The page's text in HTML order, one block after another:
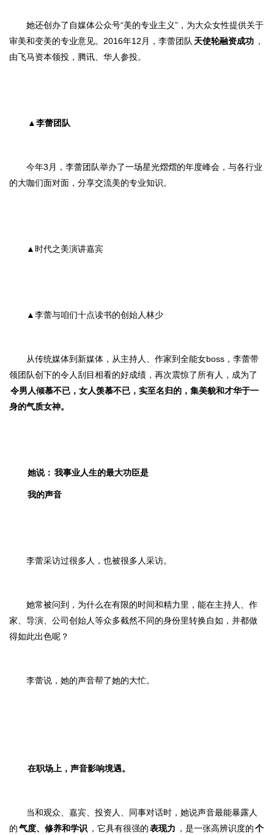
她还创办了自媒体公众号“美的专业主义”，为大众女性提供关于
审美和变美的专业意见。2016年12月，李蕾团队 天使轮融资成功 ，
由飞马资本领投，腾讯、华人参投。
▲李蕾团队
今年3月，李蕾团队举办了一场星光熠熠的年度峰会，与各行业
的大咖们面对面，分享交流美的专业知识。
▲时代之美演讲嘉宾
▲李蕾与咱们十点读书的创始人林少
从传统媒体到新媒体，从主持人、作家到全能女boss，李蕾带
领团队创下的令人刮目相看的好成绩，再次震惊了所有人， 成为了
令男人倾慕不已，女人羡慕不已 ，实至名归的，集美貌和才华于一
身的气质女神。
她说： 我事业人生的最大功臣是
我的声音
李蕾采访过很多人，也被很多人采访。
她常被问到， 为什么在有限的时间和精力里，能在主持人、作
家、导演、公司创始人等众多截然不同的身份里转换自如，并都做
得如此出色呢？
李蕾说，她的声音帮了她的大忙。
在职场上，声音影响境遇。
当和观众、嘉宾、投资人、同事对话时，她说声音最能暴露人
的气度、修养和学识 ，它具有很强的表现力 ，是一张高辨识度的个